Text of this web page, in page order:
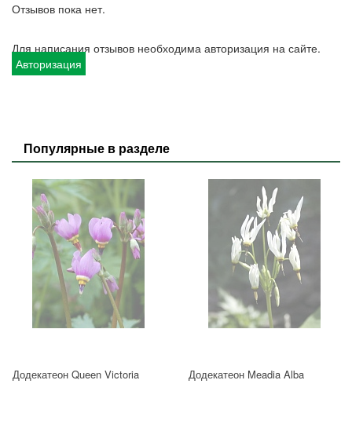
Отзывов пока нет.
Для написания отзывов необходима авторизация на сайте.
Авторизация
Популярные в разделе
Додекатеон Queen Victoria Додекатеон Meadia Alba